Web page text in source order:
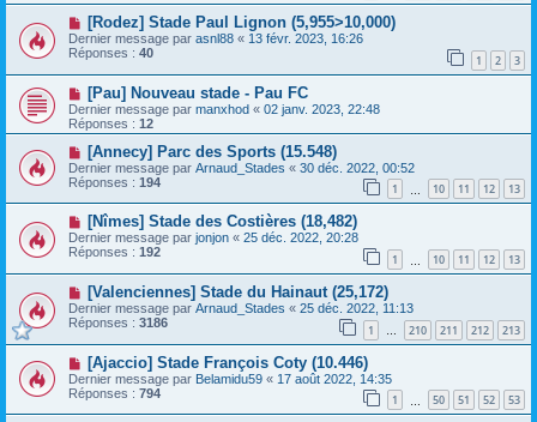
[Rodez] Stade Paul Lignon (5,955>10,000)
Dernier message par asnl88 « 13 févr. 2023, 16:26
Réponses : 40 1 2 3
[Pau] Nouveau stade - Pau FC
Dernier message par manxhod « 02 janv. 2023, 22:48
Réponses : 12
[Annecy] Parc des Sports (15.548)
Dernier message par Arnaud_Stades « 30 déc. 2022, 00:52
Réponses : 194 1 10 11 12 13
[Nîmes] Stade des Costières (18,482)
Dernier message par jonjon « 25 déc. 2022, 20:28
Réponses : 192 1 10 11 12 13
[Valenciennes] Stade du Hainaut (25,172)
Dernier message par Arnaud_Stades « 25 déc. 2022, 11:13
Réponses : 3186 1 … 210 211 212 213
[Ajaccio] Stade François Coty (10.446)
Dernier message par Belamidu59 « 17 août 2022, 14:35
Réponses : 794 1 50 51 52 53